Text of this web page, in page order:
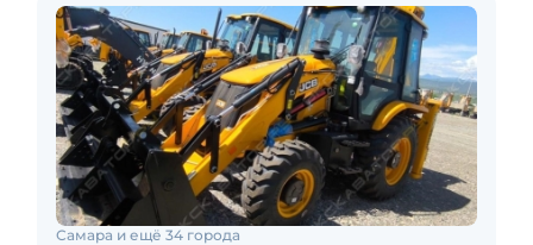
Самара и ещё 34 города